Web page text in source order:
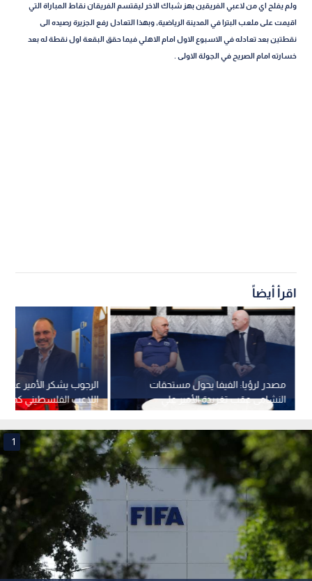
ولم يفلح اي من لاعبي الفريقين بهز شباك الاخر ليقتسم الفريقان نقاط المباراة التي
اقيمت على ملعب البترا في المدينة الرياضية, وبهذا التعادل رفع الجزيرة رصيده الى
نقطتين بعد تعادله في الاسبوع الاول امام الاهلي فيما حقق البقعة اول نقطة له بعد
خسارته امام الصريح في الجولة الاولى .
اقرأ أيضاً
الرجوب يشكر
اللاعب الفلسطيني
مصدر لرؤيا: الفيفا يحول مستحقات
النشامى عقب تغريدة الأمير علي
1